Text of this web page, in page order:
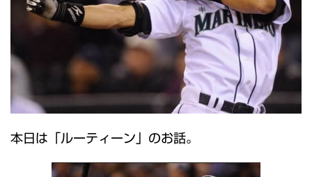
本日は「ルーティーン」のお話。